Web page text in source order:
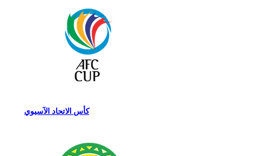
كأس الاتحاد الآسيوي